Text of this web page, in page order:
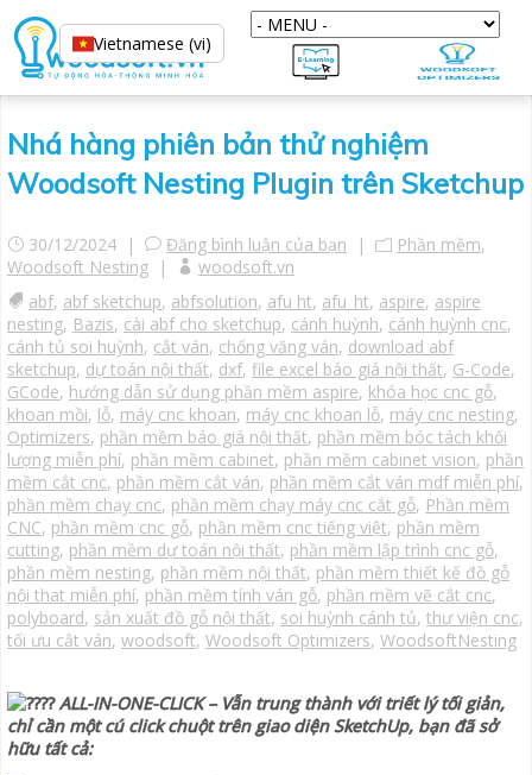
Nhá hàng phiên bản thử nghiệm
Woodsoft Nesting Plugin trên Sketchup
30/12/2024 | Đăng bình luận của bạn | Phần mềm,
Woodsoft Nesting |
woodsoft.vn
abf, abf sketchup, abfsolution, afu ht, afu_ht, aspire, aspire
nesting, Bazis, cài abf cho sketchup, cánh huỳnh, cánh huỳnh cnc,
cánh tủ soi huỳnh, cắt ván, chống văng ván, download abf
sketchup, dự toán nội thất, dxf, file excel báo giá nội thất, G-Code,
GCode, hướng dẫn sử dụng phần mềm aspire, khóa học cnc gỗ,
khoan mồi, lỗ, máy cnc khoan, máy cnc khoan lỗ, máy cnc nesting,
Optimizers, phần mềm báo giá nội thất, phần mềm bóc tách khối
lượng miễn phí, phần mềm cabinet, phần mềm cabinet vision, phần
mềm cắt cnc, phần mềm cắt ván, phần mềm cắt ván mdf miễn phí,
phần mềm chạy cnc, phần mềm chạy máy cnc cắt gỗ, Phần mềm
CNC, phần mềm cnc gỗ, phần mềm cnc tiếng việt, phần mềm
cutting, phần mềm dự toán nội thất, phần mềm lập trình cnc gỗ,
phần mềm nesting, phần mềm nội thất, phần mềm thiết kế đồ gỗ
nội that miễn phí, phần mềm tính ván gỗ, phần mềm vẽ cắt cnc,
polyboard, sản xuất đồ gỗ nội thất, soi huỳnh cánh tủ, thư viện cnc,
tối ưu cắt ván, woodsoft, Woodsoft Optimizers, WoodsoftNesting
ALL-IN-ONE-CLICK – Vẫn trung thành với triết lý tối giản,
chỉ cần một cú click chuột trên giao diện SketchUp, bạn đã sở
hữu tất cả:
Vietnamese (vi)